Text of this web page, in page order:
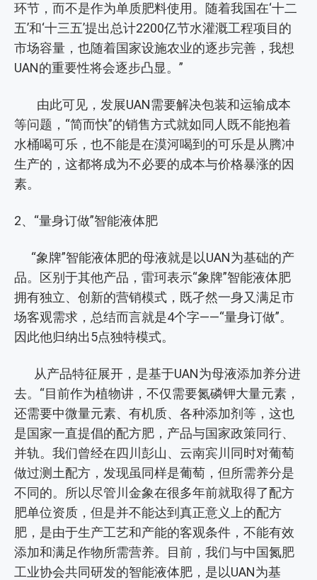
环节，而不是作为单质肥料使用。随着我国在‘十二
五’和‘十三五’提出总计2200亿节水灌溉工程项目的
市场容量，也随着国家设施农业的逐步完善，我想
UAN的重要性将会逐步凸显。”
由此可见，发展UAN需要解决包装和运输成本
等问题，“简而快”的销售方式就如同人既不能抱着
水桶喝可乐，也不能是在漠河喝到的可乐是从腾冲
生产的，这都将成为不必要的成本与价格暴涨的因
素。
2、“量身订做”智能液体肥
“象牌”智能液体肥的母液就是以UAN为基础的产
品。区别于其他产品，雷珂表示“象牌”智能液体肥
拥有独立、创新的营销模式，既孑然一身又满足市
场客观需求，总结而言就是4个字——“量身订做”。
因此他归纳出5点独特模式。
从产品特征展开，是基于UAN为母液添加养分进
去。“目前作为植物讲，不仅需要氮磷钾大量元素，
还需要中微量元素、有机质、各种添加剂等，这也
是国家一直提倡的配方肥，产品与国家政策同行、
并轨。我们曾经在四川彭山、云南宾川同时对葡萄
做过测土配方，发现虽同样是葡萄，但所需养分是
不同的。所以尽管川金象在很多年前就取得了配方
肥单位资质，但是并不能达到真正意义上的配方
肥，是由于生产工艺和产能的客观条件，不能有效
添加和满足作物所需营养。目前，我们与中国氮肥
工业协会共同研发的智能液体肥，是以UAN为基